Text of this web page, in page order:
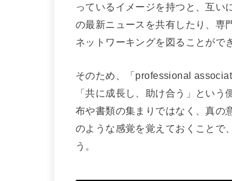
っているイメージを持つと、互い
の最新ニュースを共有したり、専
ネットワーキングを図ることがで
そのため、「professional
「共に成長し、助け合う」とい
布や書類の集まりではなく、真の
のような感覚を覚えておくことで
う。